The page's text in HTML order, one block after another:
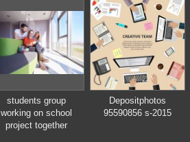
students group
working on school
project together
Depositphotos
95590856 s-2015